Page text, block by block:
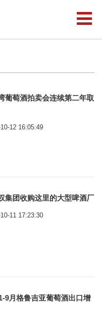
葡萄酒拍卖会连续第二年取
12 16:05:49
集团收购这里的大型啤酒厂
11 17:23:30
9月格鲁吉亚葡萄酒出口增